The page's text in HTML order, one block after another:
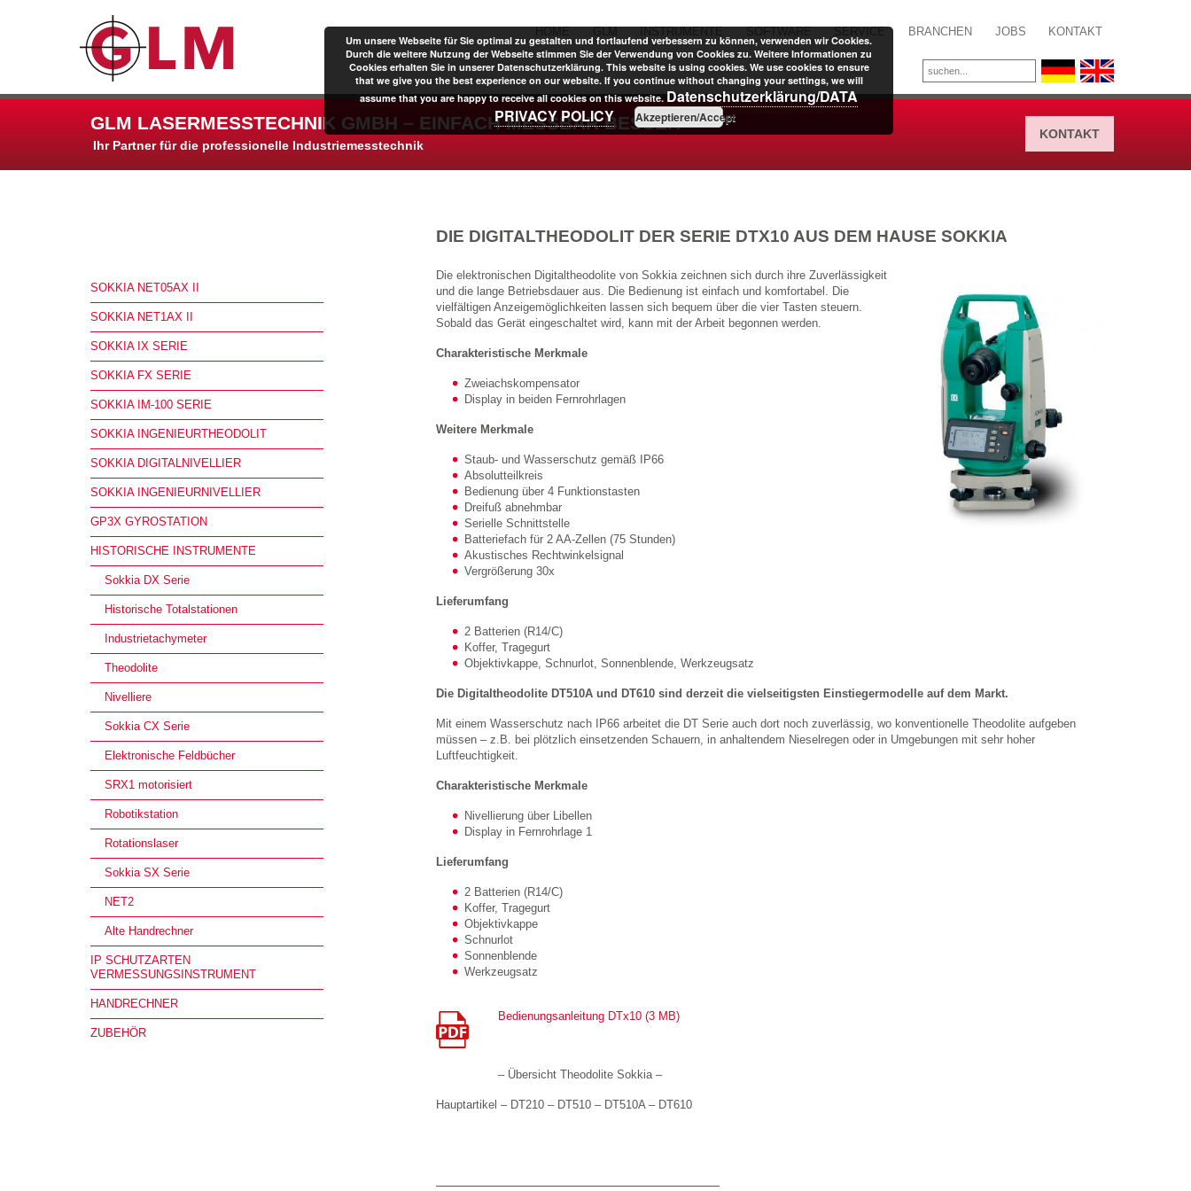
BRANCHEN JOBS KONTAKT
GLM LASERMESSTECHNIK GMBH – EINFACH MESSBAR BESSER
Ihr Partner für die professionelle Industriemesstechnik
KONTAKT
SOKKIA NET05AX II
SOKKIA NET1AX II
SOKKIA IX SERIE
SOKKIA FX SERIE
SOKKIA IM-100 SERIE
SOKKIA INGENIEURTHEODOLIT
SOKKIA DIGITALNIVELLIER
SOKKIA INGENIEURNIVELLIER
GP3X GYROSTATION
HISTORISCHE INSTRUMENTE
Sokkia DX Serie
Historische Totalstationen
Industrietachymeter
Theodolite
Nivelliere
Sokkia CX Serie
Elektronische Feldbücher
SRX1 motorisiert
Robotikstation
Rotationslaser
Sokkia SX Serie
NET2
Alte Handrechner
IP SCHUTZARTEN
VERMESSUNGSINSTRUMENT
HANDRECHNER
ZUBEHÖR
DIE DIGITALTHEODOLIT DER SERIE DTX10 AUS DEM HAUSE SOKKIA
Die elektronischen Digitaltheodolite von Sokkia zeichnen sich durch ihre Zuverlässigkeit
und die lange Betriebsdauer aus. Die Bedienung ist einfach und komfortabel. Die
vielfältigen Anzeigemöglichkeiten lassen sich bequem über die vier Tasten steuern.
Sobald das Gerät eingeschaltet wird, kann mit der Arbeit begonnen werden.
Charakteristische Merkmale
Zweiachskompensator
Display in beiden Fernrohrlagen
Weitere Merkmale
Staub- und Wasserschutz gemäß IP66
Absolutteilkreis
Bedienung über 4 Funktionstasten
Dreifuß abnehmbar
Serielle Schnittstelle
Batteriefach für 2 AA-Zellen (75 Stunden)
Akustisches Rechtwinkelsignal
Vergrößerung 30x
Lieferumfang
2 Batterien (R14/C)
Koffer, Tragegurt
Objektivkappe, Schnurlot, Sonnenblende, Werkzeugsatz
Die Digitaltheodolite DT510A und DT610 sind derzeit die vielseitigsten Einstiegermodelle auf dem Markt.
Mit einem Wasserschutz nach IP66 arbeitet die DT Serie auch dort noch zuverlässig, wo konventionelle Theodolite aufgeben
müssen – z.B. bei plötzlich einsetzenden Schauern, in anhaltendem Nieselregen oder in Umgebungen mit sehr hoher
Luftfeuchtigkeit.
Charakteristische Merkmale
Nivellierung über Libellen
Display in Fernrohrlage 1
Lieferumfang
2 Batterien (R14/C)
Koffer, Tragegurt
Objektivkappe
Schnurlot
Sonnenblende
Werkzeugsatz
Bedienungsanleitung DTx10 (3 MB)
– Übersicht Theodolite Sokkia –
Hauptartikel – DT210 – DT510 – DT510A – DT610
Um unsere Webseite für Sie optimal zu gestalten und fortlaufend verbessern zu können, verwenden wir Cookies.
Durch die weitere Nutzung der Webseite stimmen Sie der Verwendung von Cookies zu. Weitere Informationen zu
Cookies erhalten Sie in unserer Datenschutzerklärung. This website is using cookies. We use cookies to ensure
that we give you the best experience on our website. If you continue without changing your settings, we will
assume that you are happy to receive all cookies on this website.Datenschutzerklärung/DATA
PRIVACY POLICY
Akzeptieren/Accept